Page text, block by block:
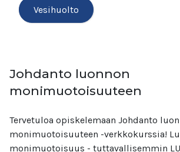
Vesihuolto
Johdanto luonnon
monimuotoisuuteen
Tervetuloa opiskelemaan Johdanto
monimuotoisuuteen -verkkokurssia!
monimuotoisuus - tuttavallisemmin